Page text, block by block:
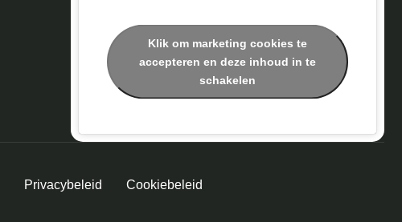
Klik om marketing cookies te
accepteren en deze inhoud in te
schakelen
Privacybeleid Cookiebeleid